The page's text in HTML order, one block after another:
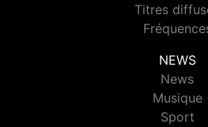
Titres
NEWS
News
Musique
Sport